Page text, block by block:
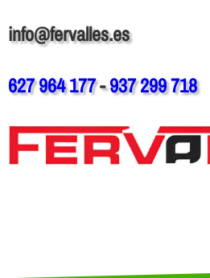
info@fervalles.es
627 964 177-937 299 718